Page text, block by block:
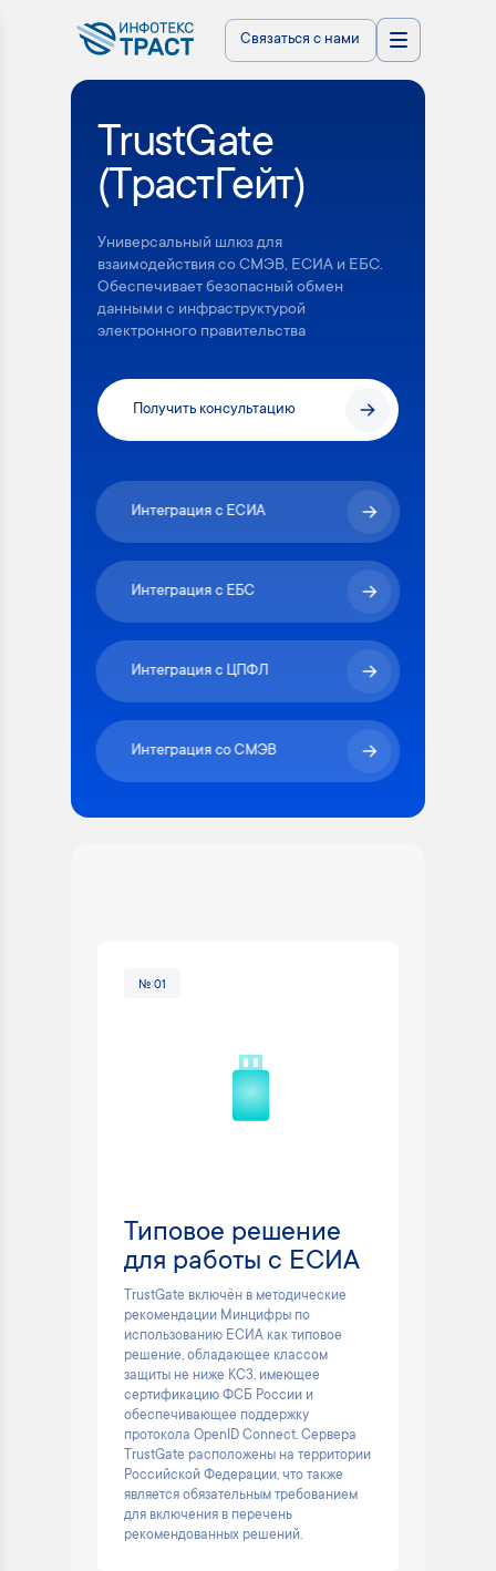
Связаться с нами
TrustGate
(ТрастГейт)
Универсальный шлюз для
взаимодействия со СМЭВ, ЕСИА и ЕБС.
Обеспечивает безопасный обмен
данными с инфраструктурой
электронного правительства
Получить консультацию
Интеграция с ЕСИА
Интеграция с ЕБС
Интеграция с ЦПФЛ
Интеграция со СМЭВ
№ 01
Типовое решение
для работы с ЕСИА
TrustGate включён в методические
рекомендации Минцифры по
использованию ЕСИА как типовое
решение, обладающее классом
защиты не ниже КС3, имеющее
сертификацию ФСБ России и
обеспечивающее поддержку
протокола OpenID Connect. Сервера
TrustGate расположены на территории
Российской Федерации, что также
является обязательным требованием
для включения в перечень
рекомендованных решений.